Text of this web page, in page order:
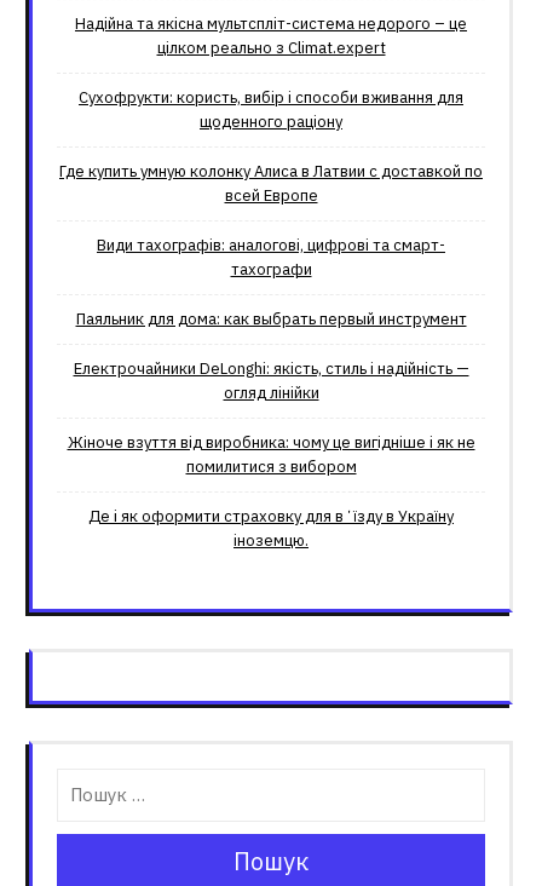
Надійна та якісна мультспліт-система недорого – це
цілком реально з Climat.еxpert
Сухофрукти: користь, вибір і способи вживання для
щоденного раціону
Где купить умную колонку Алиса в Латвии с доставкой по
всей Европе
Види тахографів: аналогові, цифрові та смарт-
тахографи
Паяльник для дома: как выбрать первый инструмент
Електрочайники DeLonghi: якість, стиль і надійність —
огляд лінійки
Жіноче взуття від виробника: чому це вигідніше і як не
помилитися з вибором
Де і як оформити страховку для вʼїзду в Україну
іноземцю.
Пошук